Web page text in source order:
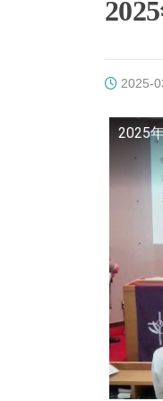
2025-
2025